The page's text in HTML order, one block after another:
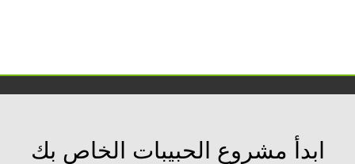
ابدأ مشروع الحبيبات الخاص بك